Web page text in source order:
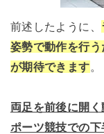
前述したように、
姿勢で動作を行
が期待できます。
両足を前後に開
ポーツ競技での